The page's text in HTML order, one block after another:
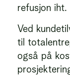
refusjon
Ved
til
også på